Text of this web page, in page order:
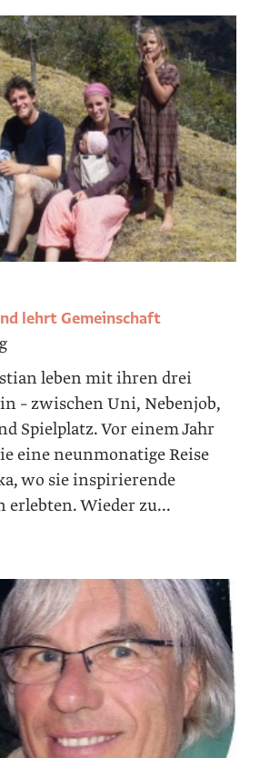
lehrt Gemeinschaft
leben mit ihren drei
– zwischen Uni, Nebenjob,
Spielplatz. Vor einem Jahr
eine neunmonatige Reise
wo sie inspirierende
erlebten. Wieder zu...